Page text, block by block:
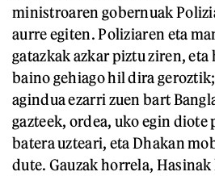
ministroaren gobernuak
aurre egiten. Poliziaren eta
gatazkak azkar piztu ziren,
baino gehiago hil dira
agindua ezarri zuen bart
gazteek, ordea, uko egin diote
batera uzteari, eta Dhakan
dute. Gauzak horrela, Hasinak